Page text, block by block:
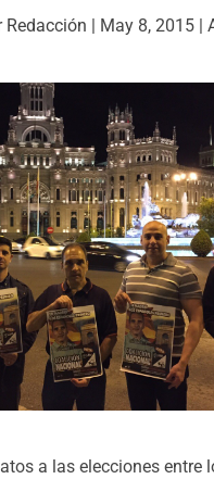
Redacción | May 8, 2015|
a las elecciones entre